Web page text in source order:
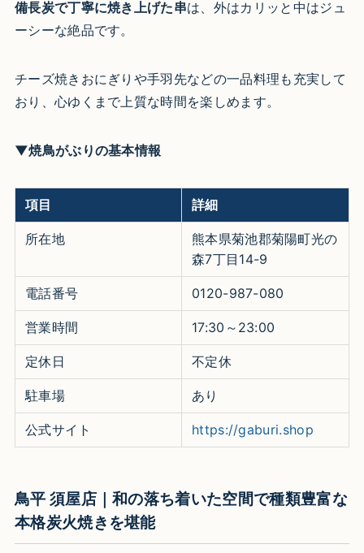
備長炭で丁寧に焼き上げた串は、外はカリッと中はジュ
ーシーな絶品です。
チーズ焼きおにぎりや手羽先などの一品料理も充実して
おり、心ゆくまで上質な時間を楽しめます。
▼焼鳥がぶりの基本情報
項目 詳細
所在地
熊本県菊池郡菊陽町光の
森7丁目14-9
電話番号 0120-987-080
営業時間 17:30～23:00
定休日 不定休
駐車場 あり
公式サイト https://gaburi.shop
鳥平 須屋店｜和の落ち着いた空間で種類豊富な
本格炭火焼きを堪能